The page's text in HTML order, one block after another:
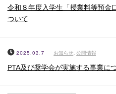
令和８年度入学生「授業料等預金
ついて
2025.03.7 お知らせ 公開情報
PTA及び奨学会が実施する事業に